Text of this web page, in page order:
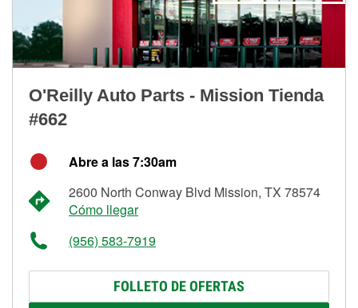
O'Reilly Auto Parts - Mission Tienda
#662
Abre a las 7:30am
2600 North Conway Blvd Mission, TX 78574
Cómo llegar
(956) 583-7919
FOLLETO DE OFERTAS